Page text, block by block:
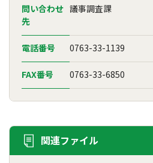
問い合わせ
先
議事調査課
電話番号 0763-33-1139
FAX番号 0763-33-6850
関連ファイル